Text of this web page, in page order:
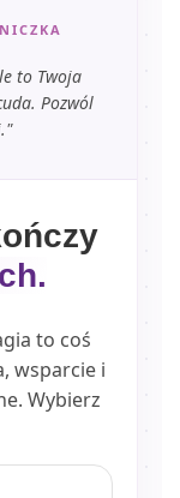
to Twoja
Pozwól
to coś
wsparcie i
Wybierz